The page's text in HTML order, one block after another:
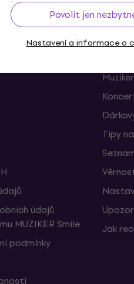
Povolit jen
Nastavení a informace o
od smlouvy
údajů
MUZIKER Smile
podmínky
Tipy
Jak